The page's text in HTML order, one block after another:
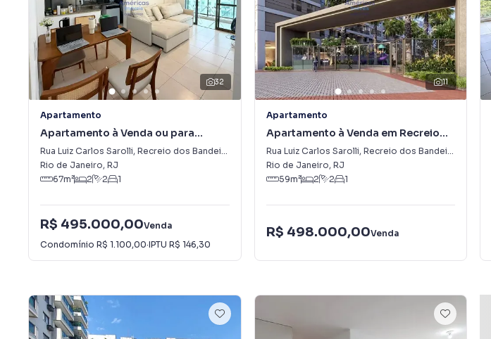
32
Apartamento
Apartamento à Venda ou para
Alugar em Recreio dos Bandeirantes
Rua Luiz Carlos Sarolli, Recreio dos Bandeirantes
Rio de Janeiro, RJ
67m² 2 2 1
R$ 495.000,00Venda
Condomínio R$ 1.100,00·IPTU R$ 146,30
11
Apartamento
Apartamento à Venda em Recreio
dos Bandeirantes
Rua Luiz Carlos Sarolli, Recreio dos Bandeirantes
Rio de Janeiro, RJ
59m² 2 2 1
R$ 498.000,00Venda